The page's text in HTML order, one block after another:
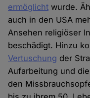
ermöglicht wurde.
auch in den USA
Ansehen religiöser
beschädigt. Hinzu
Vertuschung der
Aufarbeitung und
den